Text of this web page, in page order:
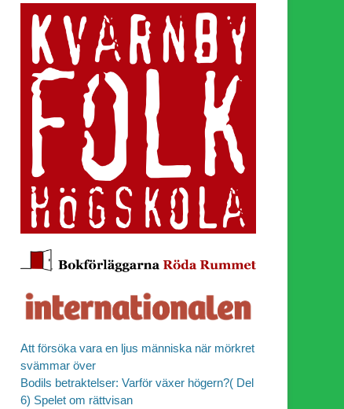
Att försöka vara en ljus människa när mörkret
svämmar över
Bodils betraktelser: Varför växer högern?( Del
6) Spelet om rättvisan